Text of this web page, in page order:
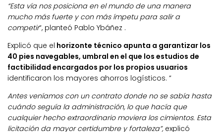
“Esta vía nos posiciona en el mundo de una manera
mucho más fuerte y con más ímpetu para salir a
competir“, planteó Pablo Ybáñez .
Explicó que el horizonte técnico apunta a garantizar los
40 pies navegables, umbral en el que los estudios de
factibilidad encargados por los propios usuarios
identificaron los mayores ahorros logísticos. ”
Antes veníamos con un contrato donde no se sabía hasta
cuándo seguía la administración, lo que hacía que
cualquier hecho extraordinario moviera los cimientos. Esta
licitación da mayor certidumbre y fortaleza”,explicó